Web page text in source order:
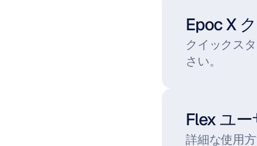
Epoc X
クイックス
さい。
Flex ユ
詳細な使用